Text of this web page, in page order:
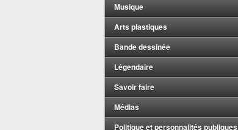
Musique
Arts plastiques
Bande dessinée
Légendaire
Savoir faire
Médias
Politique et personnalités publiques